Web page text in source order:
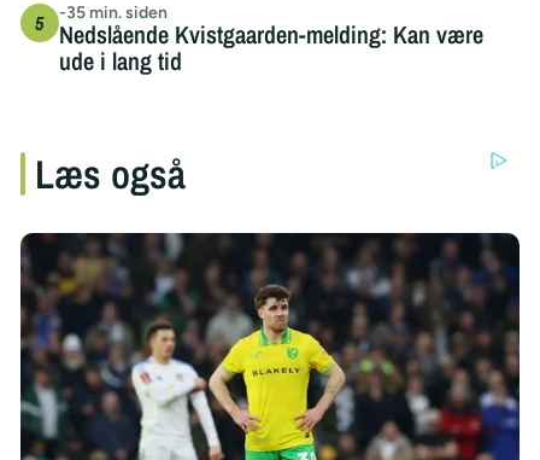
-35 min. siden
Nedslående Kvistgaarden-melding: Kan være
ude i lang tid